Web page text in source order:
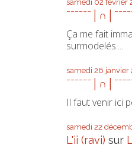
samedi 02 février
Ça me fait
surmodelés....
samedi 26 janvier
Il faut venir ici
samedi 22
L'ii (ravi) sur